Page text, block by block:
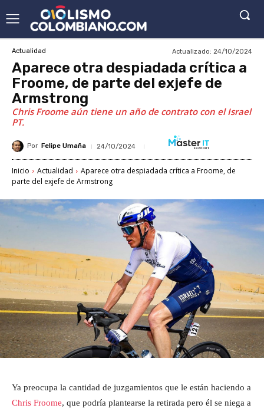
Actualidad Actualizado: 24/10/2024
Aparece otra despiadada crítica a
Froome, de parte del exjefe de
Armstrong
Chris Froome aún tiene un año de contrato con el Israel
PT.
Por Felipe Umaña 24/10/2024
Inicio Actualidad
Aparece otra despiadada crítica a Froome, de
parte del exjefe de Armstrong
Ya preocupa la cantidad de juzgamientos que le están haciendo a
Chris Froome, que podría plantearse la retirada pero él se niega a